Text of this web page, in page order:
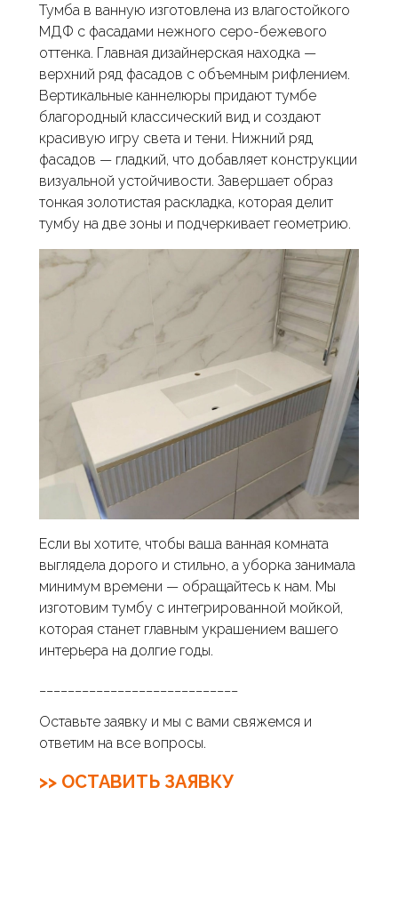
Тумба в ванную изготовлена из влагостойкого
МДФ с фасадами нежного серо-бежевого
оттенка. Главная дизайнерская находка —
верхний ряд фасадов с объемным рифлением.
Вертикальные каннелюры придают тумбе
благородный классический вид и создают
красивую игру света и тени. Нижний ряд
фасадов — гладкий, что добавляет конструкции
визуальной устойчивости. Завершает образ
тонкая золотистая раскладка, которая делит
тумбу на две зоны и подчеркивает геометрию.
Если вы хотите, чтобы ваша ванная комната
выглядела дорого и стильно, а уборка занимала
минимум времени — обращайтесь к нам. Мы
изготовим тумбу с интегрированной мойкой,
которая станет главным украшением вашего
интерьера на долгие годы.
Оставьте заявку и мы с вами свяжемся и
ответим на все вопросы.
>> ОСТАВИТЬ ЗАЯВКУ